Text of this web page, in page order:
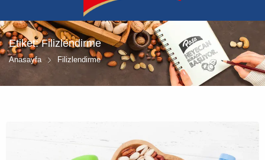
Etiket:Filizlendirme
Anasayfa Filizlendirme